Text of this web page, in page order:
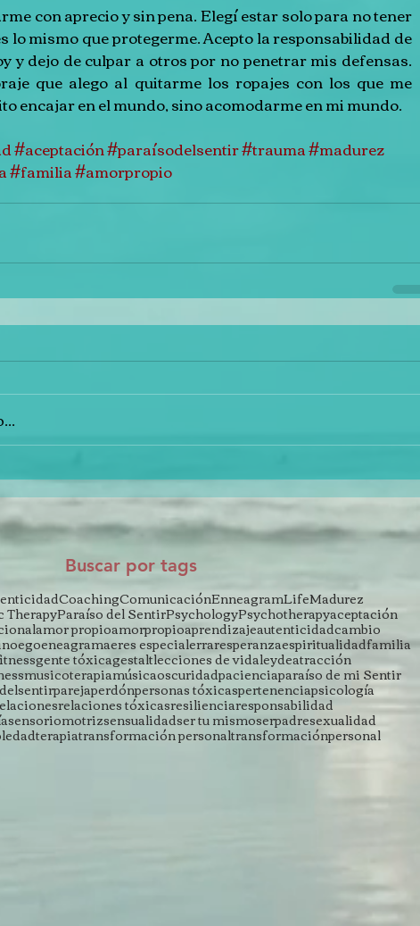
con aprecio y sin pena. Elegí estar solo para no tener
lo mismo que protegerme. Acepto la responsabilidad de
y dejo de culpar a otros por no penetrar mis defensas.
que alego al quitarme los ropajes con los que me
encajar en el mundo, sino acomodarme en mi mundo.
#aceptación#paraísodelsentir#trauma#madurez
#familia#amorpropio
Buscar por tags
CoachingComunicaciónEnneagramLifeMadurez
TherapyParaíso del SentirPsychologyPsychotherapyaceptación
amor propioamorpropioaprendizajeautenticidadcambio
egoeneagramaeres especialerraresperanzaespiritualidadfamilia
gente tóxicagestaltlecciones de vidaleydeatracción
musicoterapiamúsicaoscuridadpacienciaparaíso de mi Sentir
parejaperdónpersonas tóxicaspertenenciapsicología
relaciones tóxicasresilienciaresponsabilidad
sensoriomotrizsensualidadser tu mismoserpadresexualidad
terapiatransformación personaltransformaciónpersonal